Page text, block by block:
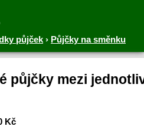
půjček › Půjčky na směnku
půjčky mezi
Kč